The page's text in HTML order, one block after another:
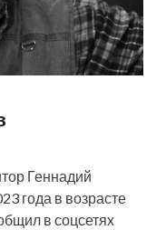
Геннадий
года в возрасте
в соцсетях